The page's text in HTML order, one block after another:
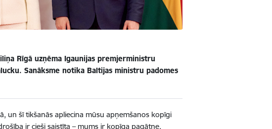
Rīgā uzņēma Igaunijas premjerministru
Sanāksme notika Baltijas ministru padomes
un šī tikšanās apliecina mūsu apņemšanos kopīgi
ir cieši saistīta – mums ir kopīga pagātne,